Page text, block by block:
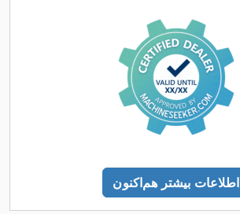
اطلاعات بیشتر هم‌اکنون